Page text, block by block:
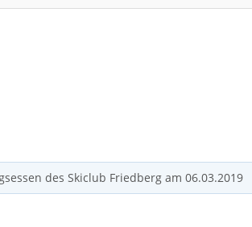
des Skiclub Friedberg am 06.03.2019